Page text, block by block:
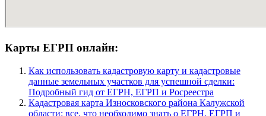
Карты ЕГРП онлайн:
Как использовать кадастровую карту и кадастровые
данные земельных участков для успешной сделки:
Подробный гид от ЕГРН, ЕГРП и Росреестра
Кадастровая карта Износковского района Калужской
области: все, что необходимо знать о ЕГРН, ЕГРП и